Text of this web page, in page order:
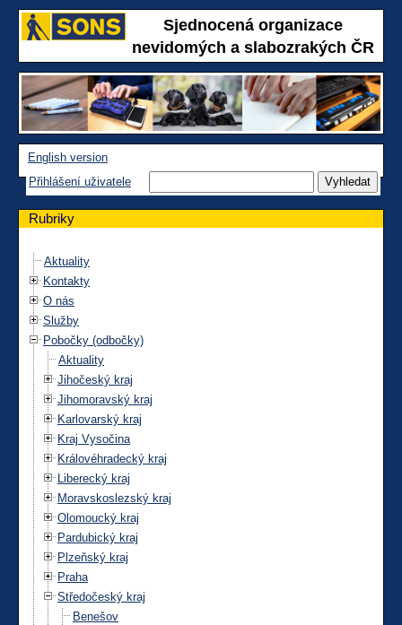
Sjednocená organizace
nevidomých a slabozrakých ČR
English version
Přihlášení uživatele
Rubriky
Aktuality
Kontakty
O nás
Služby
Pobočky (odbočky)
Aktuality
Jihočeský kraj
Jihomoravský kraj
Karlovarský kraj
Kraj Vysočina
Královéhradecký kraj
Liberecký kraj
Moravskoslezský kraj
Olomoucký kraj
Pardubický kraj
Plzeňský kraj
Praha
Středočeský kraj
Benešov